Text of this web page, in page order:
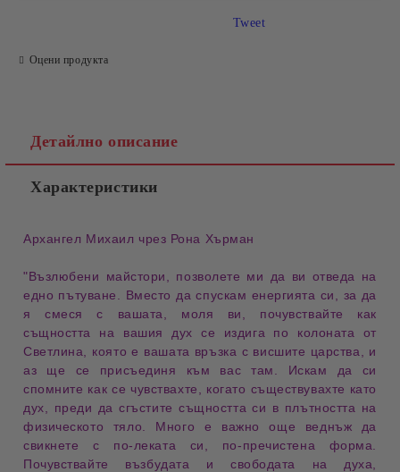
Оцени продукта
Tweet
Детайлно описание
Характеристики
Архангел Михаил чрез Рона Хърман
"Възлюбени майстори
, позволете ми да ви отведа на
едно пътуване . Вместо да спускам енергията си
, за да
я смеся с вашата, моля ви, почувствайте как
същността на вашия дух се издига по колоната от
Светлина , която е вашата връзка с висшите царства , и
аз ще се присъединя към вас там. Искам да си
спомните как се чувствахте, когато съществувахте като
дух , преди да сгъститесъщността си в плътността на
физическото тяло . Много е важно още веднъж да
свикнете с по-леката си по-пречистена форма
Почувствайте възбудата и свободата
на духа,